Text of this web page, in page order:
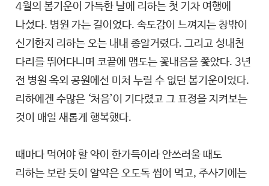
4월의 봄기운이 가득한 날에 리하는 첫 기차 여행에
나섰다. 병원 가는 길이었다. 속도감이 느껴지는 창밖이
신기한지 리하는 오는 내내 종알거렸다. 그리고 성내천
다리를 뛰어다니며 코끝에 맴도는 꽃내음을 쫓았다. 3년
전 병원 옥외 공원에선 미처 누릴 수 없던 봄기운이었다.
리하에겐 수많은 ‘처음’이 기다렸고 그 표정을 지켜보는
것이 매일 새롭게 행복했다.
때마다 먹어야 할 약이 한가득이라 안쓰러울 때도
리하는 보란 듯이 알약은 오도독 씹어 먹고, 주사기에는